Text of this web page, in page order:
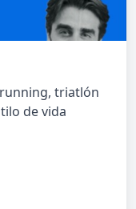
triatlón
de vida